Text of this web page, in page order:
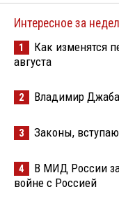
Интересное за
1
Как изменятся
августа
2 Владимир
3 Законы,
4
В МИД России
войне с Россией